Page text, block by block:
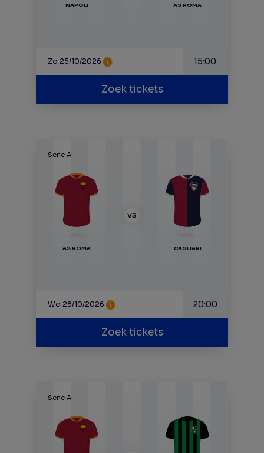
NAPOLI AS ROMA
Zo 25/10/2026 15:00
Zoek tickets
Serie A
AS ROMA CAGLIARI
VS
Wo 28/10/2026 20:00
Zoek tickets
Serie A